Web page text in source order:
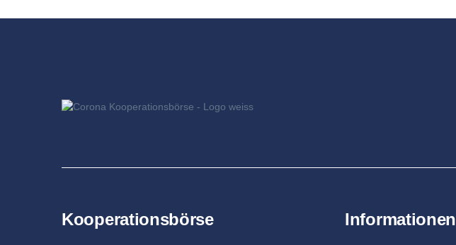
Kooperationsbörse Informationen